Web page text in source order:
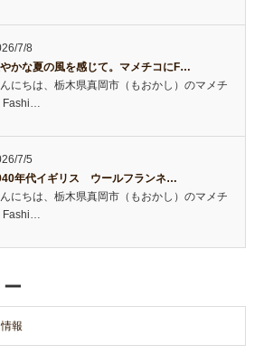
7/8
かな夏の風を感じて。マメチコにF…
にちは、栃木県真岡市（もおかし）のマメチ
Fashi…
7/5
年代イギリス ウールフランネ…
にちは、栃木県真岡市（もおかし）のマメチ
Fashi…
報